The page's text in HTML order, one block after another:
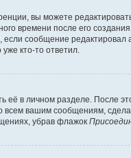
вы можете
времени после его
сообщение
кто-то ответил.
в личном разделе. После
вашим сообщениям,
убрав флажок